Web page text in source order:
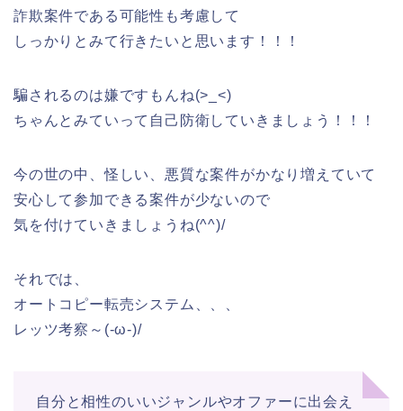
詐欺案件である可能性も考慮して
しっかりとみて行きたいと思います！！！
騙されるのは嫌ですもんね(>_<)
ちゃんとみていって自己防衛していきましょう！！！
今の世の中、怪しい、悪質な案件がかなり増えていて
安心して参加できる案件が少ないので
気を付けていきましょうね(^^)/
それでは、
オートコピー転売システム、、、
レッツ考察～(-ω-)/
自分と相性のいいジャンルやオファーに出会え